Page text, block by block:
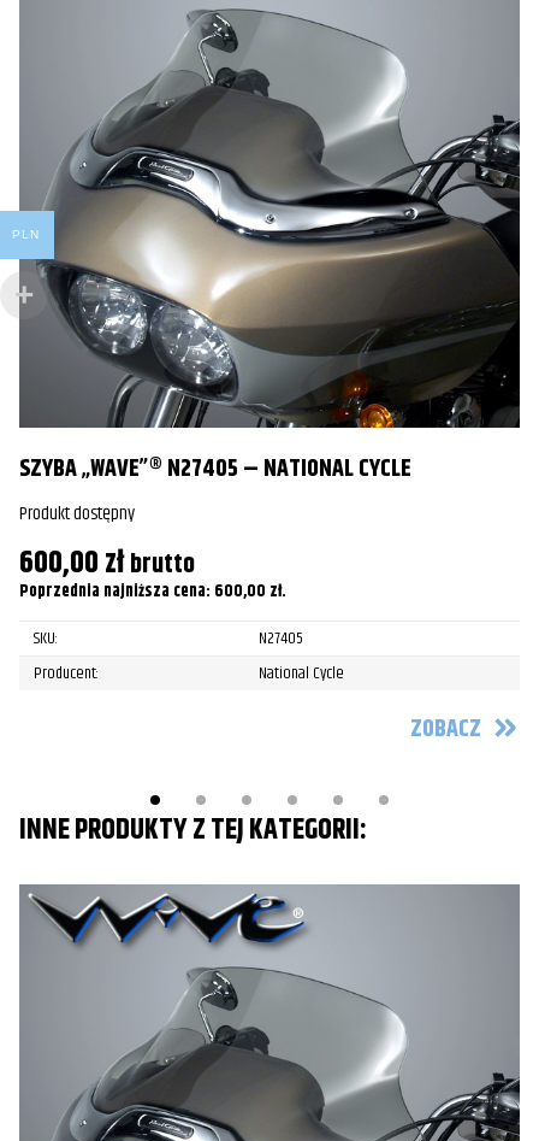
SZYBA „WAVE”® N27405 – NATIONAL CYCLE
Produkt dostępny
600,00złbrutto
Poprzednia najniższa cena: 600,00 zł.
SKU:
N27405
Producent:
National Cycle
ZOBACZ
INNE PRODUKTY Z TEJ KATEGORII:
PLN